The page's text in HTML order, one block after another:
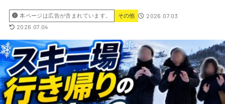
本ページは広告が含まれています。 その他
2026.07.03
2026.07.04